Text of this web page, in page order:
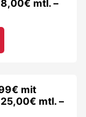
mtl. –
mit
mtl. –